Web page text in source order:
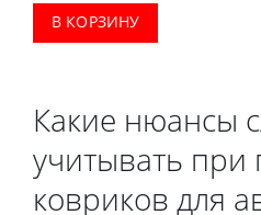
В КОРЗИНУ
Какие нюансы
учитывать при
ковриков для